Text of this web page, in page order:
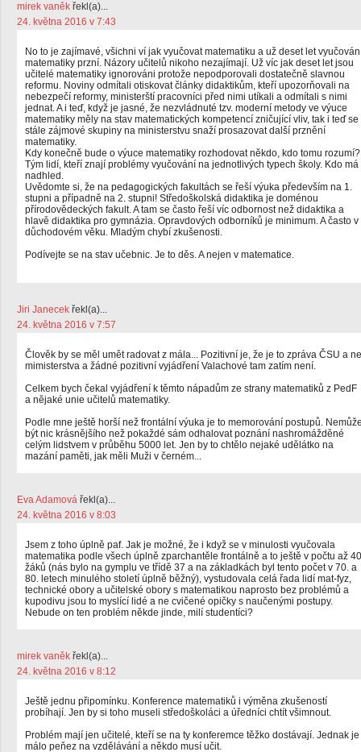
mirek vaněk řekl(a)...
24. května 2016 v 7:43
No to je zajímavé, všichni ví jak vyučovat matematiku a už deset let
matematiky przní. Názory učitelů nikoho nezajímají. Už víc jak deset let jsou
učitelé matematiky ignorováni protože nepodporovali dostatečně slavnou
reformu. Noviny odmítali otiskovat články didaktikům, kteří upozorňovali na
nebezpečí reformy, ministerští pracovníci před nimi utíkali a odmítali s nimi
jednat. A i teď, když je jasné, že nezvládnuté tzv. moderní metody ve výuce
matematiky měly na stav matematických kompetencí zničující vliv, tak i teď se
stále zájmové skupiny na ministerstvu snaží prosazovat další prznění
matematiky.
Kdy konečně bude o výuce matematiky rozhodovat někdo, kdo tomu rozumí?
Tým lidí, kteří znají problémy vyučování na jednotlivých typech školy. Kdo má
nadhled.
Uvědomte si, že na pedagogických fakultách se řeší výuka především na 1.
stupni a případně na 2. stupni! Středoškolská didaktika je doménou
přírodovědeckých fakult. A tam se často řeší víc odbornost než didaktika a
hlavě didaktika pro gymnázia. Opravdových odborníků je minimum. A často v
důchodovém věku. Mladým chybí zkušenosti.
Podívejte se na stav učebnic. Je to děs. A nejen v matematice.
Jiri Janecek řekl(a)...
24. května 2016 v 7:57
Člověk by se měl umět radovat z mála... Pozitivní je, že je to zpráva ČSU a ne
mimisterstva a žádné pozitivní vyjádření Valachové tam zatím není.
Celkem bych čekal vyjádření k těmto nápadům ze strany matematiků z PedF
a nějaké unie učitelů matematiky.
Podle mne ještě horší než frontální výuka je to memorování postupů.
být nic krásnějšího než pokaždé sám odhalovat poznání nashromážděné
celým lidstvem v průběhu 5000 let. Jen by to chtělo nejaké udělátko na
mazání paměti, jak měli Muži v černém...
Eva Adamová řekl(a)...
24. května 2016 v 8:03
Jsem z toho úplně paf. Jak je možné, že i když se v minulosti vyučovala
matematika podle všech úplně zparchantěle frontálně a to ještě v počtu až 40
žáků (nás bylo na gymplu ve třídě 37 a na základkách byl tento počet v 70. a
80. letech minulého století úplně běžný), vystudovala celá řada lidí mat-fyz,
technické obory a učitelské obory s matematikou naprosto bez problémů a
kupodivu jsou to myslící lidé a ne cvičené opičky s naučenými postupy.
Nebude on ten problém někde jinde, milí studentíci?
mirek vaněk řekl(a)...
24. května 2016 v 8:12
Ještě jednu připomínku. Konference matematiků i výměna zkušeností
probíhají. Jen by si toho museli středoškoláci a úředníci chtít všimnout.
Problém mají jen učitelé, kteří se na ty konferemce těžko dostávají. Jednak je
málo peňez na vzdělávání a někdo musí učit.